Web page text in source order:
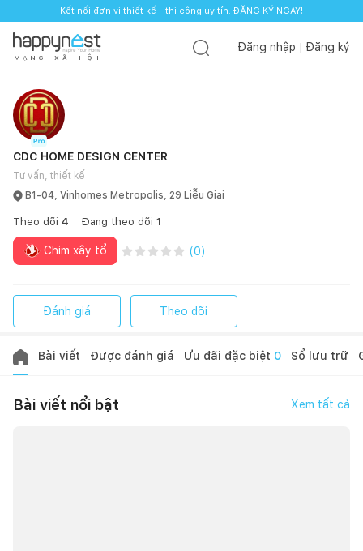
Kết nối đơn vị thiết kế - thi công uy tín. ĐĂNG KÝ NGAY!
M Ạ N G X Ã H Ộ I
Đăng nhập Đăng ký
CDC HOME DESIGN CENTER
Tư vấn, thiết kế
B1-04, Vinhomes Metropolis, 29 Liễu Giai
Theo dõi 4 Đang theo dõi 1
Chim xây tổ (0)
Đánh giá Theo dõi
Bài viết Được đánh giá Ưu đãi đặc biệt 0 Sổ lưu trữ
Bài viết nổi bật Xem tất cả